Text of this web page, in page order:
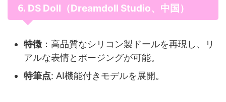
6. DS Doll（Dreamdoll Studio、中国）
特徴 ：高品質なシリコン製ドールを再現し、リ
アルな表情とポージングが可能。
特筆点: AI機能付きモデルを展開。